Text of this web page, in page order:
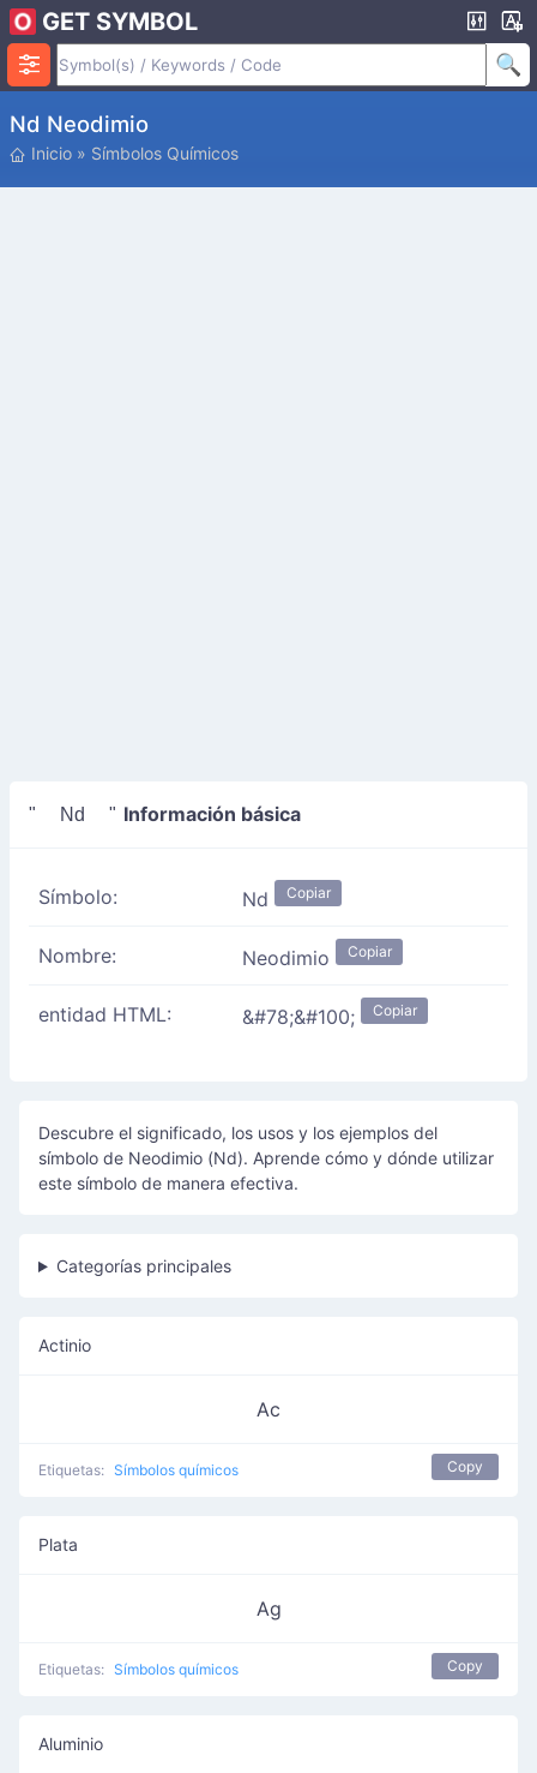
GET SYMBOL
Nd Neodimio
Inicio » Símbolos Químicos
" Nd " Información básica
Símbolo: Nd Copiar
Nombre: Neodimio Copiar
entidad HTML: &#78;&#100; Copiar
Descubre el significado, los usos y los ejemplos del
símbolo de Neodimio (Nd). Aprende cómo y dónde utilizar
este símbolo de manera efectiva.
Categorías principales
Actinio
Ac
Etiquetas: Símbolos químicos Copy
Plata
Ag
Etiquetas: Símbolos químicos Copy
Aluminio